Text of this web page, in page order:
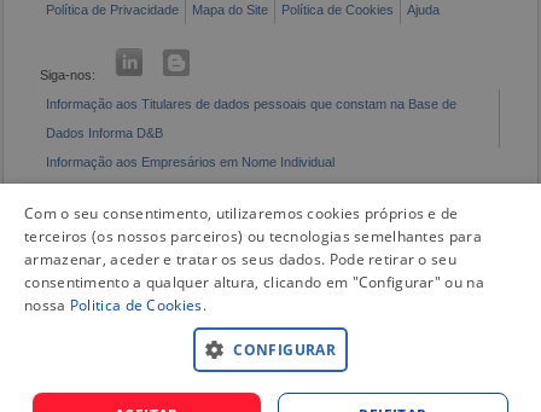
Política de Privacidade
Mapa do Site Política de Cookies Ajuda
Siga-nos:
Informação aos Titulares de dados pessoais que constam na Base de
Dados Informa D&B
Informação aos Empresários em Nome Individual
Com o seu consentimento, utilizaremos cookies próprios e de
terceiros (os nossos parceiros) ou tecnologias semelhantes para
armazenar, aceder e tratar os seus dados. Pode retirar o seu
consentimento a qualquer altura, clicando em "Configurar" ou na
nossa Politica de Cookies.
CONFIGURAR